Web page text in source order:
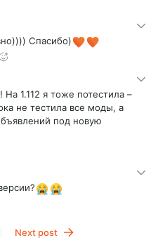
Спасибо)
1.112 я тоже потестила –
не тестила все моды, а
под новую
Next post